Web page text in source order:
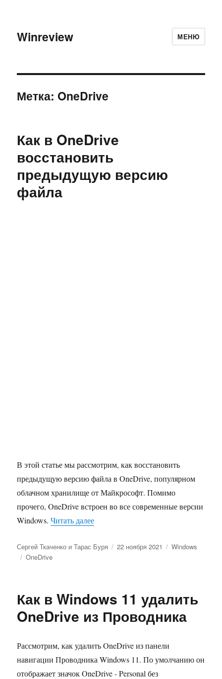
Winreview МЕНЮ
Метка: OneDrive
Как в OneDrive
восстановить
предыдущую версию
файла
В этой статье мы рассмотрим, как восстановить
предыдущую версию файла в OneDrive, популярном
облачном хранилище от Майкрософт. Помимо
прочего, OneDrive встроен во все современные версии
Windows.Читать далее«Как в OneDrive восстановить
Автор
Сергей Ткаченко и Тарас Буря Опубликовано
22 ноября 2021 Рубрики
Windows
Метки
OneDrive
Как в Windows 11 удалить
OneDrive из Проводника
Рассмотрим, как удалить OneDrive из панели
навигации Проводника Windows 11. По умолчанию он
отображает значок OneDrive - Personal без